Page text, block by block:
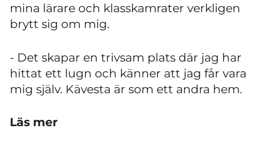
mina lärare och klasskamrater verkligen
brytt sig om mig.
- Det skapar en trivsam plats där jag har
hittat ett lugn och känner att jag får vara
mig själv. Kävesta är som ett andra hem.
Läs mer